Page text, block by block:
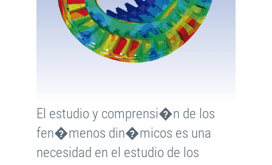
El estudio y comprensi�n de los
fen�menos din�micos es una
necesidad en el estudio de los